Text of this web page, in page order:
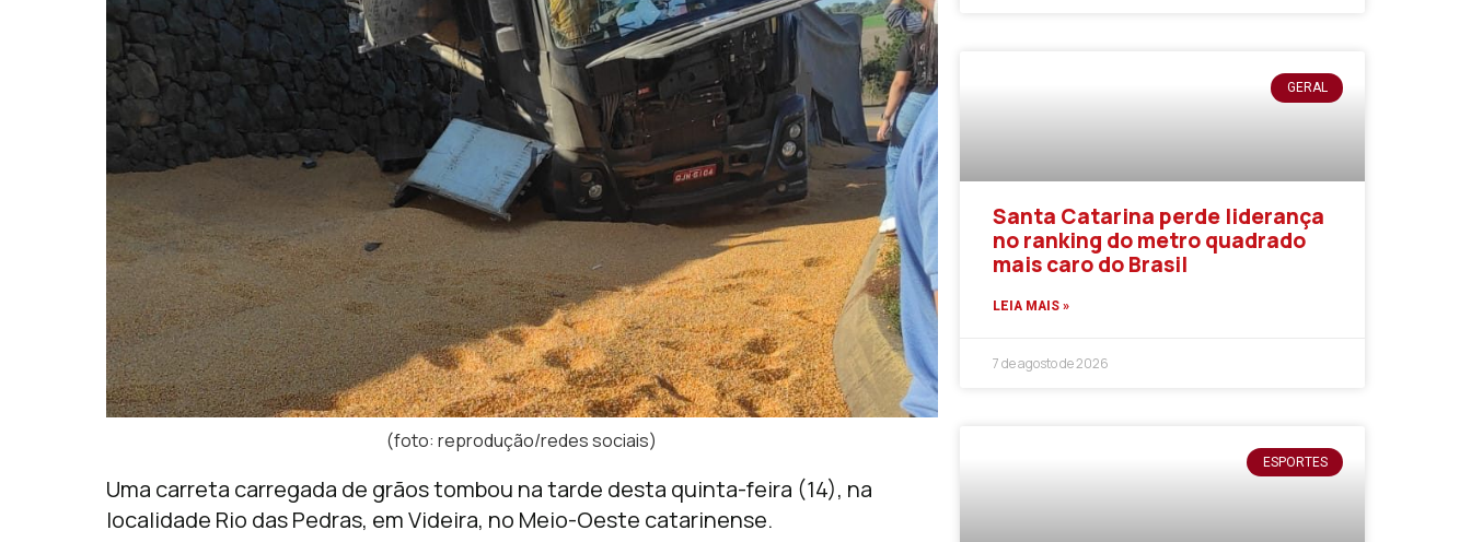
(foto: reprodução/redes sociais)
Uma carreta carregada de grãos tombou na tarde desta quinta-feira (14), na
localidade Rio das Pedras, em Videira, no Meio-Oeste catarinense.
GERAL
Santa Catarina perde liderança
no ranking do metro quadrado
mais caro do Brasil
LEIA MAIS »
7 de agosto de 2026
ESPORTES